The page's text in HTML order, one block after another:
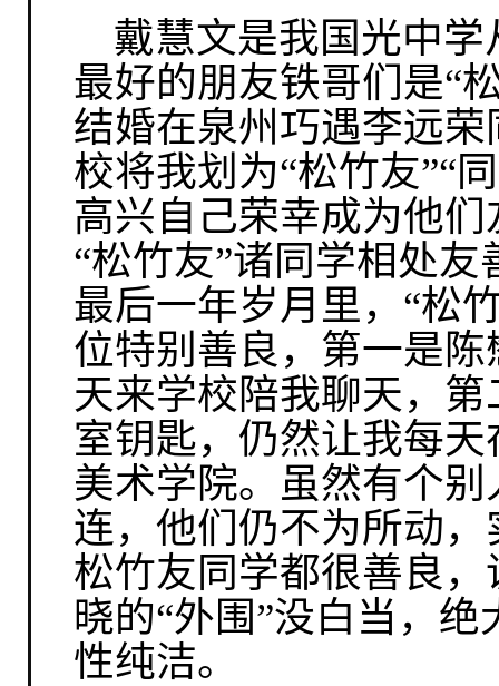
戴慧文是我国光中
最好的朋友铁哥们是“
结婚在泉州巧遇李远
校将我划为“松竹友”“
高兴自己荣幸成为他
“松竹友”诸同学相处
最后一年岁月里，“松
位特别善良，第一是
天来学校陪我聊天，
室钥匙，仍然让我每
美术学院。虽然有个
连，他们仍不为所动
松竹友同学都很善良
晓的“外围”没白当，
性纯洁。